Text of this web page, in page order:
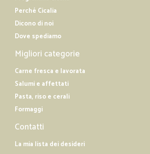
Perché Cicalia
Dicono di noi
Dove spediamo
Migliori categorie
Carne fresca e lavorata
Salumi e affettati
Pasta, riso e cerali
Formaggi
Contatti
La mia lista dei desideri